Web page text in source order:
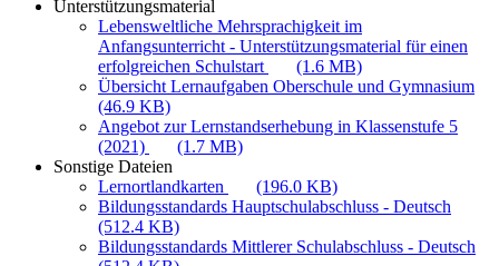
Unterstützungsmaterial
Lebensweltliche Mehrsprachigkeit im
Anfangsunterricht - Unterstützungsmaterial für einen
erfolgreichen Schulstart
(1.6 MB)
Übersicht Lernaufgaben Oberschule und Gymnasium
(46.9 KB)
Angebot zur Lernstandserhebung in Klassenstufe 5
(2021)
(1.7 MB)
Sonstige Dateien
Lernortlandkarten
(196.0 KB)
Bildungsstandards Hauptschulabschluss - Deutsch
(512.4 KB)
Bildungsstandards Mittlerer Schulabschluss - Deutsch